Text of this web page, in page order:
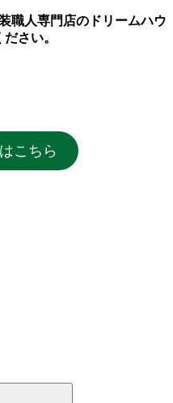
職人専門店の ドリームハウ
さい。
こちら